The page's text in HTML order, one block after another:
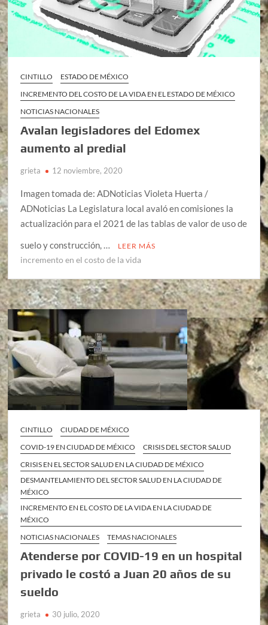
CINTILLO
ESTADO DE MÉXICO
INCREMENTO DEL COSTO DE LA VIDA EN EL ESTADO DE MÉXICO
NOTICIAS NACIONALES
Avalan legisladores del Edomex
aumento al predial
grieta 12 noviembre, 2020
Imagen tomada de: ADNoticias Violeta Huerta /
ADNoticias La Legislatura local avaló en comisiones la
actualización para el 2021 de las tablas de valor de uso de
suelo y construcción, …
LEER MÁS
incremento en el costo de la vida
CINTILLO
CIUDAD DE MÉXICO
COVID-19 EN CIUDAD DE MÉXICO
CRISIS DEL SECTOR SALUD
CRISIS EN EL SECTOR SALUD EN LA CIUDAD DE MÉXICO
DESMANTELAMIENTO DEL SECTOR SALUD EN LA CIUDAD DE
MÉXICO
INCREMENTO EN EL COSTO DE LA VIDA EN LA CIUDAD DE
MÉXICO
NOTICIAS NACIONALES
TEMAS NACIONALES
Atenderse por COVID-19 en un hospital
privado le costó a Juan 20 años de su
sueldo
grieta 30 julio, 2020